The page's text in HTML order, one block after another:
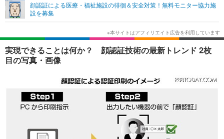
ショッピング その他
エンタメTOP
韓国・芸能
音楽 スポーツ
ショッピング
ライフ
ライフTOP グルメ
ペット ショッピング
リリース一覧
プッシュ通知の停止方法
顔認証による医療・福祉施設の徘徊＆安全対策！無料モニター協力施
設を募集
実現できることは何か？ 顔認証技術の最新トレンド 2枚
目の写真・画像